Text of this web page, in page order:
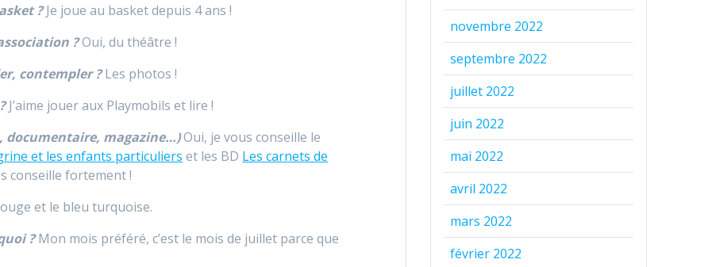
? Je joue au basket depuis 4 ans !
?Oui, du théâtre !
contempler ?Les photos !
J’aime jouer aux Playmobils et lire !
documentaire, magazine…)Oui, je vous conseille le
et les enfants particuliers et les BD Les carnets de
conseille fortement !
et le bleu turquoise.
?Mon mois préféré, c’est le mois de juillet parce que
novembre 2022
septembre 2022
juillet 2022
juin 2022
mai 2022
avril 2022
mars 2022
février 2022